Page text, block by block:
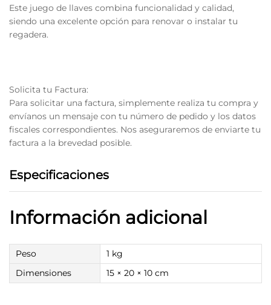
Este juego de llaves combina funcionalidad y calidad,
siendo una excelente opción para renovar o instalar tu
regadera.
Solicita tu Factura:
Para solicitar una factura, simplemente realiza tu compra y
envíanos un mensaje con tu número de pedido y los datos
fiscales correspondientes. Nos aseguraremos de enviarte tu
factura a la brevedad posible.
Especificaciones
Información adicional
Peso
1 kg
Dimensiones
15 × 20 × 10 cm